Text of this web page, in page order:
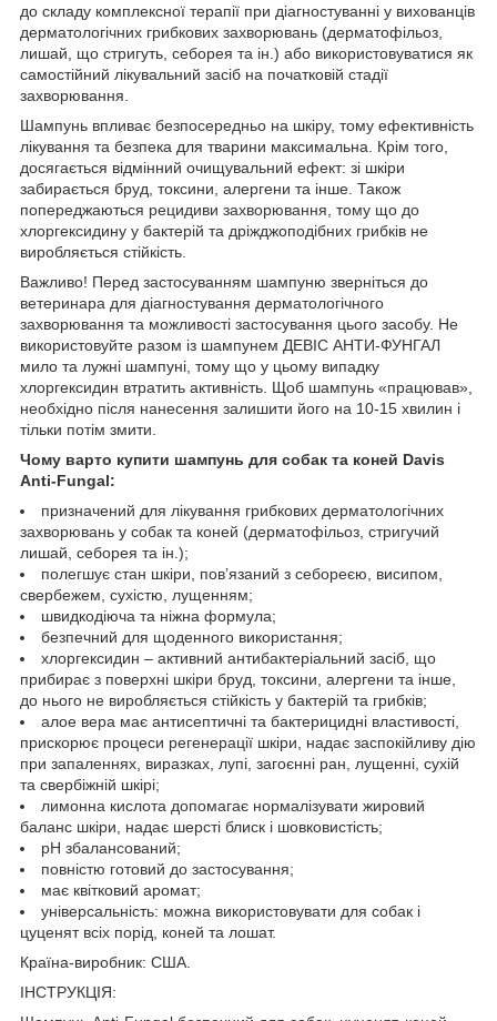
до складу комплексної терапії при діагностуванні у вихованців
дерматологічних грибкових захворювань (дерматофільоз,
лишай, що стригуть, себорея та ін.) або використовуватися як
самостійний лікувальний засіб на початковій стадії
захворювання.
Шампунь впливає безпосередньо на шкіру, тому ефективність
лікування та безпека для тварини максимальна. Крім того,
досягається відмінний очищувальний ефект: зі шкіри
забирається бруд, токсини, алергени та інше. Також
попереджаються рецидиви захворювання, тому що до
хлоргексидину у бактерій та дріжджоподібних грибків не
виробляється стійкість.
Важливо! Перед застосуванням шампуню зверніться до
ветеринара для діагностування дерматологічного
захворювання та можливості застосування цього засобу. Не
використовуйте разом із шампунем ДЕВІС АНТИ-ФУНГАЛ
мило та лужні шампуні, тому що у цьому випадку
хлоргексидин втратить активність. Щоб шампунь «працював»,
необхідно після нанесення залишити його на 10-15 хвилин і
тільки потім змити.
Чому варто купити шампунь для собак та коней Davis
Anti-Fungal:
призначений для лікування грибкових дерматологічних
захворювань у собак та коней (дерматофільоз, стригучий
лишай, себорея та ін.);
полегшує стан шкіри, пов’язаний з себореєю, висипом,
свербежем, сухістю, лущенням;
швидкодіюча та ніжна формула;
безпечний для щоденного використання;
хлоргексидин – активний антибактеріальний засіб, що
прибирає з поверхні шкіри бруд, токсини, алергени та інше,
до нього не виробляється стійкість у бактерій та грибків;
алое вера має антисептичні та бактерицидні властивості,
прискорює процеси регенерації шкіри, надає заспокійливу дію
при запаленнях, виразках, лупі, загоєнні ран, лущенні, сухій
та свербіжній шкірі;
лимонна кислота допомагає нормалізувати жировий
баланс шкіри, надає шерсті блиск і шовковистість;
рН збалансований;
повністю готовий до застосування;
має квітковий аромат;
універсальність: можна використовувати для собак і
цуценят всіх порід, коней та лошат.
Країна-виробник: США.
ІНСТРУКЦІЯ: